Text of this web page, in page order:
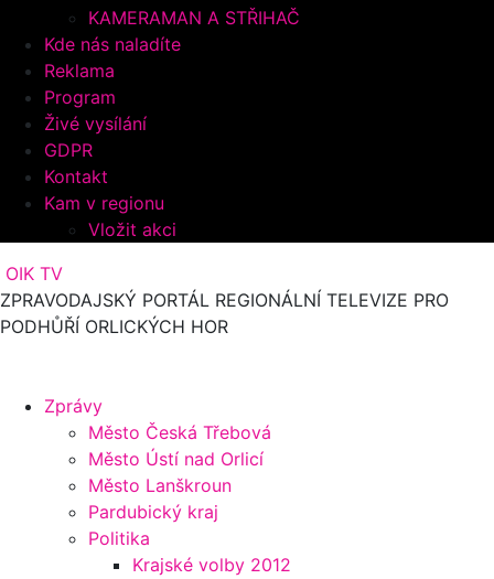
KAMERAMAN A STŘIHAČ
Kde nás naladíte
Reklama
Program
Živé vysílání
GDPR
Kontakt
Kam v regionu
Vložit akci
OIK TV
ZPRAVODAJSKÝ PORTÁL REGIONÁLNÍ TELEVIZE PRO
PODHŮŘÍ ORLICKÝCH HOR
Zprávy
Město Česká Třebová
Město Ústí nad Orlicí
Město Lanškroun
Pardubický kraj
Politika
Krajské volby 2012